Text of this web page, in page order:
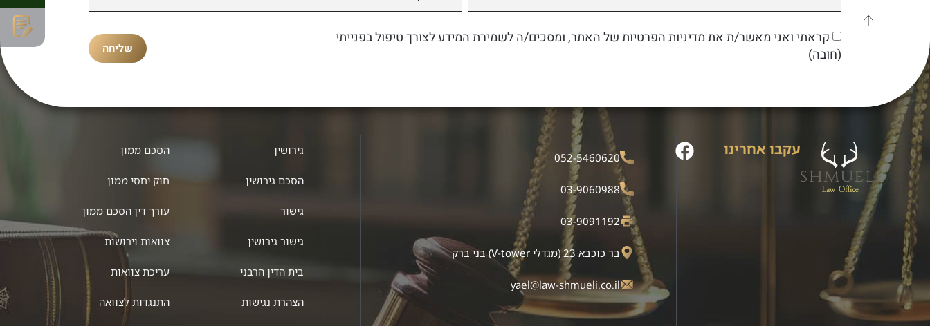
קראתי ואני מאשר/ת את מדיניות הפרטיות של האתר, ומסכים/ה לשמירת המידע לצורך טיפול בפנייתי
(חובה)
שליחה
עקבו אחרינו 052-5460620
03-9060988
03-9091192
בר כוכבא 23 (מגדלי V-tower) בני ברק
yael@law-shmueli.co.il
גירושין
הסכם גירושין
גישור
גישור גירושין
בית הדין הרבני
הצהרת נגישות
הסכם ממון
חוק יחסי ממון
עורך דין הסכם ממון
צוואות וירושות
עריכת צוואות
התנגדות לצוואה